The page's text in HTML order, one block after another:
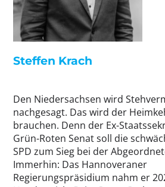
Steffen Krach
Den Niedersachsen wird
nachgesagt. Das wird der
brauchen. Denn der Ex-
Grün-Roten Senat soll die
SPD zum Sieg bei der
Immerhin: Das Hannoveraner
Regierungspräsidium nahm er